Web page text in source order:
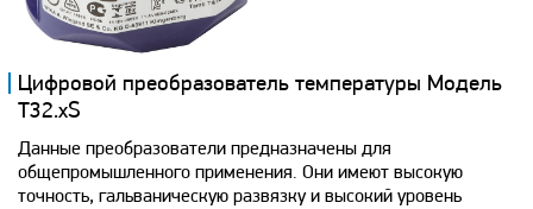
Цифровой преобразователь температуры Модель
T32.xS
Данные преобразователи предназначены для
общепромышленного применения. Они имеют высокую
точность, гальваническую развязку и высокий уровень